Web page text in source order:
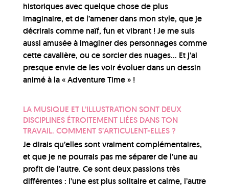
historiques avec quelque chose de plus
imaginaire, et de l’amener dans mon style, que je
décrirais comme naïf, fun et vibrant ! Je me suis
aussi amusée à imaginer des personnages comme
cette cavalière, ou ce sorcier des nuages… Et j’ai
presque envie de les voir évoluer dans un dessin
animé à la « Adventure Time » !
LA MUSIQUE ET L’ILLUSTRATION SONT DEUX
DISCIPLINES ÉTROITEMENT LIÉES DANS TON
TRAVAIL. COMMENT S’ARTICULENT-ELLES ?
Je dirais qu’elles sont vraiment complémentaires,
et que je ne pourrais pas me séparer de l’une au
profit de l’autre. Ce sont deux passions très
différentes : l’une est plus solitaire et calme, l’autre